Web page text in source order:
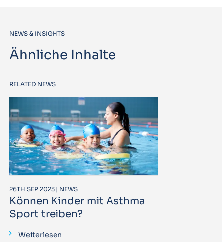
NEWS & INSIGHTS
Ähnliche Inhalte
RELATED NEWS
26TH SEP 2023 | NEWS
Können Kinder mit Asthma
Sport treiben?
Weiterlesen